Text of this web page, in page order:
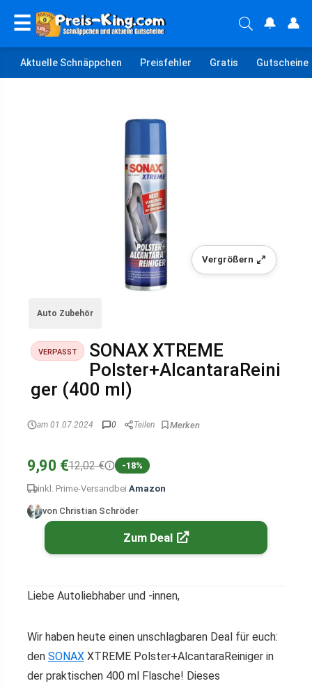
☰ 🔔 👤
Aktuelle Schnäppchen Preisfehler Gratis Gutscheine
Vergrößern
Auto Zubehör
VERPASST
SONAX XTREME
Polster+AlcantaraReini
ger (400 ml)
am 01.07.2024 0 Teilen
9,90 €12,02 € -18%
inkl. Prime-Versand bei Amazon
von Christian Schröder
Zum Deal
Liebe Autoliebhaber und -innen,
Wir haben heute einen unschlagbaren Deal für euch:
den SONAX XTREME Polster+AlcantaraReiniger in
der praktischen 400 ml Flasche! Dieses